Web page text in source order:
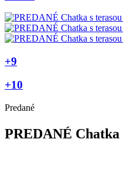
+9
+10
Predané
PREDANÉ